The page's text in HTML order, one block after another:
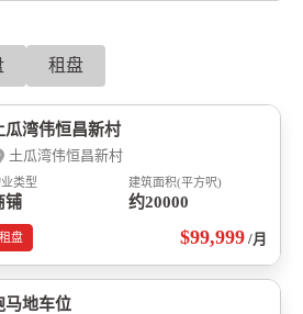
租盘
瓜湾伟恒昌新村
土瓜湾伟恒昌新村
类型
铺
建筑面积(平方呎)
约20000
租盘 $99,999 /月
马地车位